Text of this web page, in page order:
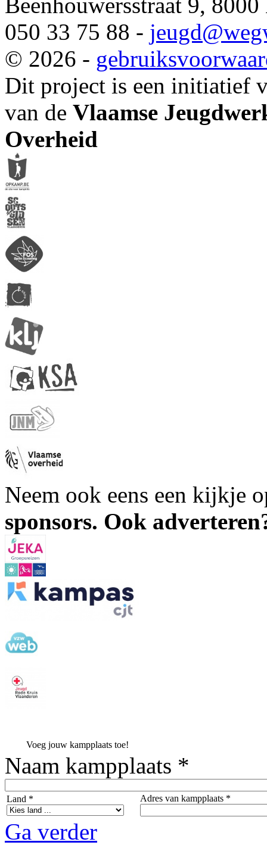
050 33 75 88 - jeugd
© 2026 -
Dit project is een initiatief
van de Vlaamse
Overheid
Neem ook eens een kijkje
sponsors. Ook
Voeg jouw kampplaats toe!
Naam kampplaats *
Land * Adres van kampplaats *
Ga verder